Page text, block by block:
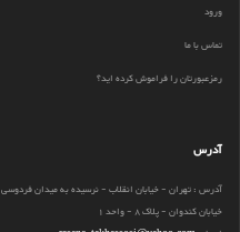
ورود
تماس با ما
رمزعبورتان را فراموش کرده اید؟
آدرس
آدرس : تهران - خیابان انقلاب - نرسیده به میدان فردوسی
خیابان کندوان - پلاک 8 - واحد 1